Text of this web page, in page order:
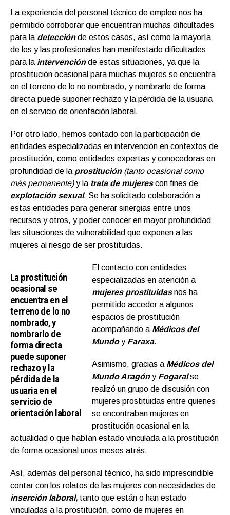
La experiencia del personal técnico de empleo nos ha
permitido corroborar que encuentran muchas dificultades
para la detección de estos casos, así como la mayoría
de los y las profesionales han manifestado dificultades
para la intervenciónde estas situaciones, ya que la
prostitución ocasional para muchas mujeres se encuentra
en el terreno de lo no nombrado, y nombrarlo de forma
directa puede suponer rechazo y la pérdida de la usuaria
en el servicio de orientación laboral.
Por otro lado, hemos contado con la participación de
entidades especializadas en intervención en contextos de
prostitución, como entidades expertas y conocedoras en
profundidad de la prostitución(tanto ocasional como
más permanente)y la trata de mujerescon fines de
explotación sexual. Se ha solicitado colaboración a
estas entidades para generar sinergias entre unos
recursos y otros, y poder conocer en mayor profundidad
las situaciones de vulnerabilidad que exponen a las
mujeres al riesgo de ser prostituidas.
La prostitución
ocasional se
encuentra en el
terreno de lo no
nombrado, y
nombrarlo de
forma directa
puede suponer
rechazo y la
pérdida de la
usuaria en el
servicio de
orientación laboral
El contacto con entidades
especializadas en atención a
mujeres prostituidasnos ha
permitido acceder a algunos
espacios de prostitución
acompañando a Médicos del
Mundo y Faraxa.
Asimismo, gracias a Médicos del
Mundo Aragóny Fogaral se
realizó un grupo de discusión con
mujeres prostituidas entre quienes
se encontraban mujeres en
prostitución ocasional en la
actualidad o que habían estado vinculada a la prostitución
de forma ocasional unos meses atrás.
Así, además del personal técnico, ha sido imprescindible
contar con los relatos de las mujeres con necesidades de
inserción laboral, tanto que están o han estado
vinculadas a la prostitución, como de mujeres en